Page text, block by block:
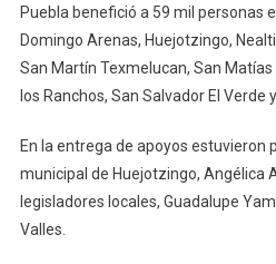
Puebla benefició a 59 mil personas
Domingo Arenas, Huejotzingo,
San Martín Texmelucan, San
los Ranchos, San Salvador El Verde
En la entrega de apoyos estuvieron
municipal de Huejotzingo, Angélica
legisladores locales, Guadalupe
Valles.